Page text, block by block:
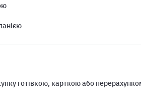
готівкою, карткою або